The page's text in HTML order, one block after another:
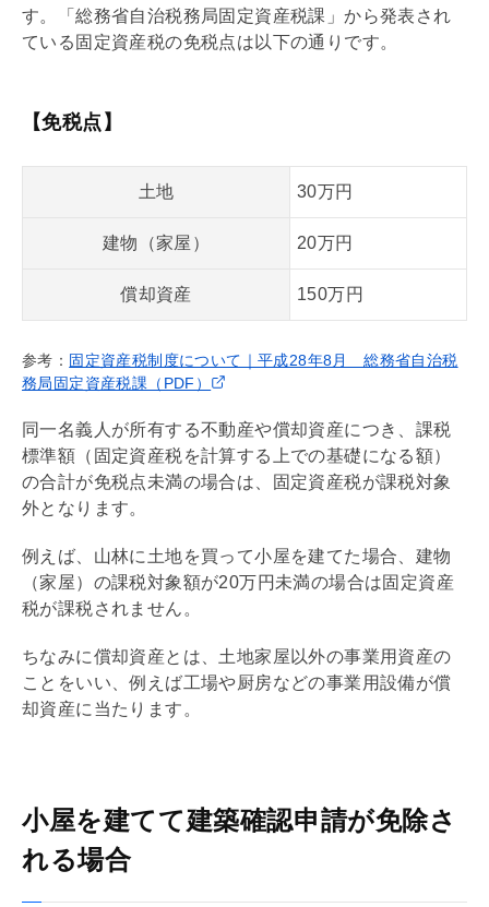
す。「総務省自治税務局固定資産税課」から発表され
ている 固定資産税の免税点は以下の通りです。
【免税点】
土地 30万円
建物（家屋） 20万円
償却資産 150万円
参考： 固定資産税制度について｜平成28年8月 総務省自治税
務局固定資産税課（PDF）
同一名義人が所有する不動産や償却資産につき、課税
標準額（ 固定資産税を計算する上での基礎になる額）
の合計が免税点未満の場合は、
固定資産税が課税対象
外となります。
例えば、山林に土地を買って小屋を建てた場合、建物
（家屋）の課税対象額が20万円未満の場合は固定資産
税が課税されません。
ちなみに償却資産とは、土地家屋以外の事業用資産の
ことをいい、例えば工場や厨房などの事業用設備が償
却資産に当たります。
小屋を建てて建築確認申請が免除さ
れる場合